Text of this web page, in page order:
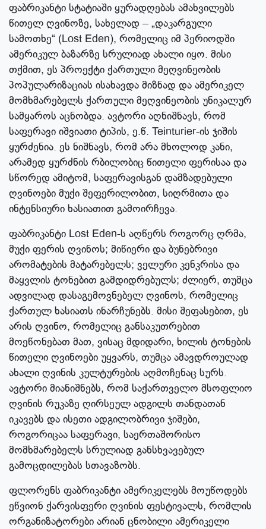
ფაბრიკანტი სტატიაში ყურადღებას ამახვილებს
წითელ ღვინოზე, სახელად – „დაკარგული
სამოთხე“ (Lost Eden), რომელიც იმ პერიოდში
ამერიკულ ბაზარზე სრულიად ახალი იყო. მისი
თქმით, ეს პროექტი ქართული მეღვინეობის
პოპულარიზაციას ისახავდა მიზნად და ამერიკელ
მომხმარებელს ქართული მეღვინეობის უნიკალურ
სამყაროს აცნობდა. ავტორი აღნიშნავს, რომ
საფერავი იშვიათი ტიპის, ე.წ. Teinturier-ის ჯიშის
ყურძენია. ეს ნიშნავს, რომ არა მხოლოდ კანი,
არამედ ყურძნის რბილობიც წითელი ფერისაა და
სწორედ ამიტომ, საფერავისგან დამზადებული
ღვინოები მუქი შეფერილობით, სიღრმითა და
ინტენსიური ხასიათით გამოირჩევა.
ფაბრიკანტი Lost Eden-ს აღწერს როგორც ღრმა,
მუქი ფერის ღვინოს; მიწიერი და ბუნებრივი
არომატების მატარებელს; ველური კენკრისა და
მაყვლის ტონებით გამდიდრებულს; ძლიერ, თუმცა
ადვილად დასაგემოვნებელ ღვინოს, რომელიც
ქართულ ხასიათს ინარჩუნებს. მისი შეფასებით, ეს
არის ღვინო, რომელიც განსაკუთრებით
მოეწონებათ მათ, ვისაც მდიდარი, ხილის ტონების
წითელი ღვინოები უყვარს, თუმცა ამავდროულად
ახალი ღვინის კულტურების აღმოჩენაც სურს.
ავტორი მიანიშნებს, რომ საქართველო მსოფლიო
ღვინის რუკაზე ღირსეულ ადგილს თანდათან
იკავებს და ისეთი ადგილობრივი ჯიშები,
როგორიცაა საფერავი, საერთაშორისო
მომხმარებელს სრულიად განსხვავებულ
გამოცდილებას სთავაზობს.
ფლორენს ფაბრიკანტი ამერიკელებს მოუწოდებს
ეწვიონ ქარვისფერი ღვინის ფესტივალს, რომლის
ორგანიზატორები არიან ცნობილი ამერიკელი